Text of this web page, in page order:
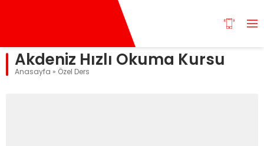
Akdeniz Hızlı Okuma Kursu
Anasayfa » Özel Ders